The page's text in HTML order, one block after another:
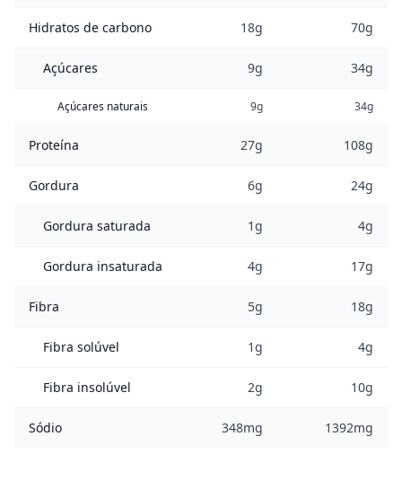
Hidratos de carbono 18g 70g
Açúcares 9g 34g
Açúcares naturais 9g 34g
Proteína 27g 108g
Gordura 6g 24g
Gordura saturada 1g 4g
Gordura insaturada 4g 17g
Fibra 5g 18g
Fibra solúvel 1g 4g
Fibra insolúvel 2g 10g
Sódio 348mg 1392mg